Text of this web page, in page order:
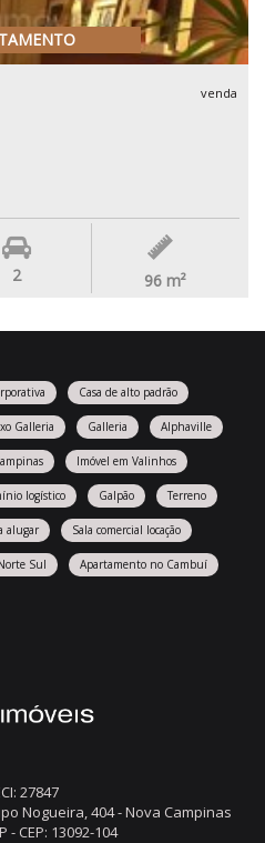
venda
2 96 m²
Casa de alto padrão
Galleria Galleria Alphaville
Imóvel em Valinhos
logístico Galpão Terreno
alugar Sala comercial locação
Sul Apartamento no Cambuí
27847
Nogueira, 404 - Nova Campinas
- CEP: 13092-104